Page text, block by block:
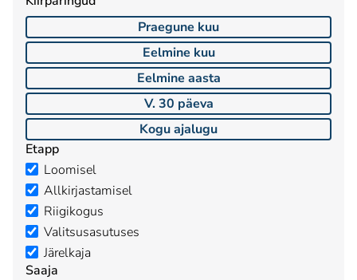
Praegune kuu
Eelmine kuu
Eelmine aasta
V. 30 päeva
Kogu ajalugu
Etapp
Loomisel
Allkirjastamisel
Riigikogus
Valitsusasutuses
Järelkaja
Saaja